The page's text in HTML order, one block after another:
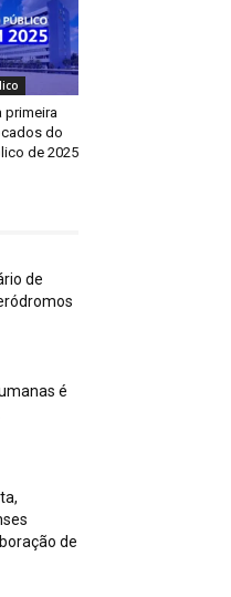
primeira
do
de 2025
de
é
de